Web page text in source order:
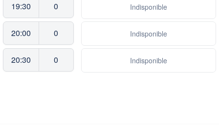
19:30 0 Indisponible
20:00 0 Indisponible
20:30 0 Indisponible